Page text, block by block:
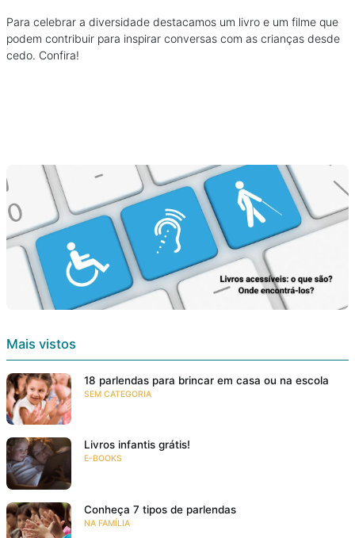
Para celebrar a diversidade destacamos um livro e um filme que
podem contribuir para inspirar conversas com as crianças desde
cedo. Confira!
Mais vistos
18 parlendas para brincar em casa ou na escola
SEM CATEGORIA
Livros infantis grátis!
E-BOOKS
Conheça 7 tipos de parlendas
NA FAMÍLIA